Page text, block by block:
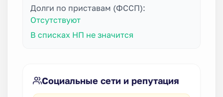
Долги по приставам (ФССП):
Отсутствуют
В списках НП не значится
Социальные сети и репутация